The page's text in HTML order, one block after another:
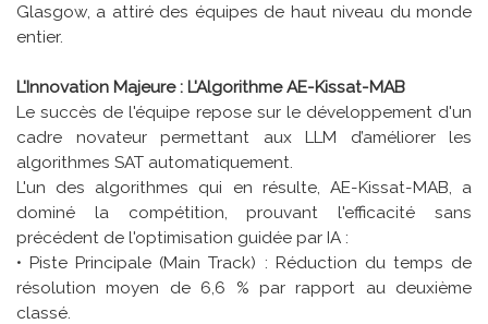
Glasgow, a attiré des équipes de haut niveau du monde
entier.
L'Innovation Majeure : L'Algorithme AE-Kissat-MAB
Le succès de l'équipe repose sur le développement d'un
cadre novateur permettant aux LLM d’améliorer les
algorithmes SAT automatiquement.
L'un des algorithmes qui en résulte, AE-Kissat-MAB, a
dominé la compétition, prouvant l'efficacité sans
précédent de l'optimisation guidée par IA :
• Piste Principale (Main Track) : Réduction du temps de
résolution moyen de 6,6 % par rapport au deuxième
classé.